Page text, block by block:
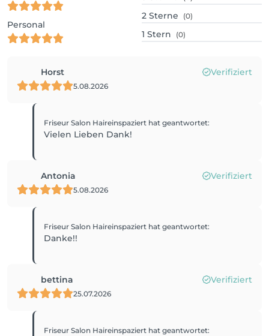
Personal
2 Sterne (0)
1 Stern (0)
Horst Verifiziert
5.08.2026
Friseur Salon Haireinspaziert hat geantwortet:
Vielen Lieben Dank!
Antonia Verifiziert
5.08.2026
Friseur Salon Haireinspaziert hat geantwortet:
Danke!!
bettina Verifiziert
25.07.2026
Friseur Salon Haireinspaziert hat geantwortet: